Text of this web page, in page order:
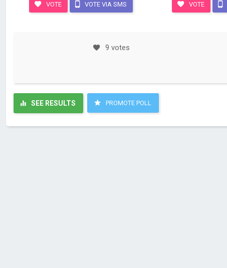
VOTE VOTE VIA SMS VOTE
9 votes
SEE RESULTS PROMOTE POLL